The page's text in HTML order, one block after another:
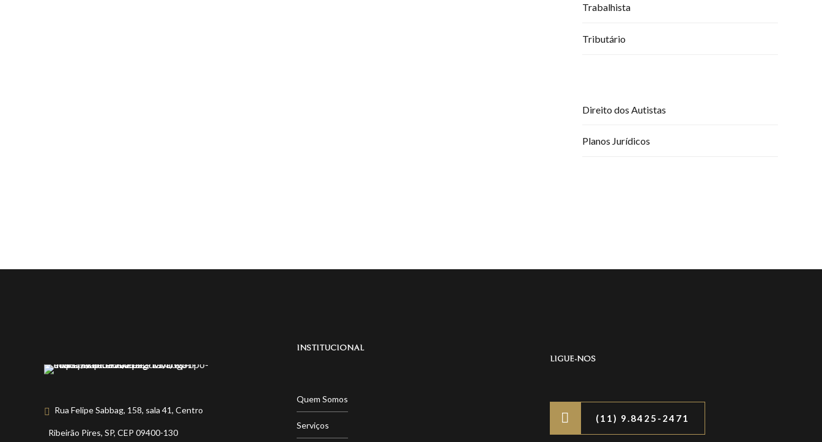
Trabalhista
Tributário
Direito dos Autistas
Planos Jurídicos
Rua Felipe Sabbag, 158, sala 41, Centro
Ribeirão Pires, SP, CEP 09400-130
INSTITUCIONAL
Quem Somos
Serviços
LIGUE-NOS
(11) 9.8425-2471